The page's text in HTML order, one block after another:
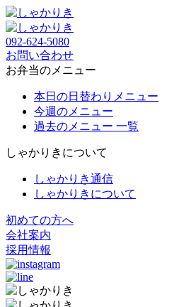
092-624-5080
お問い合わせ
お弁当のメニュー
本日の日替わりメニュー
今週のメニュー
過去のメニュー 一覧
しゃかりきについて
しゃかりき通信
しゃかりきについて
初めての方へ
会社案内
採用情報